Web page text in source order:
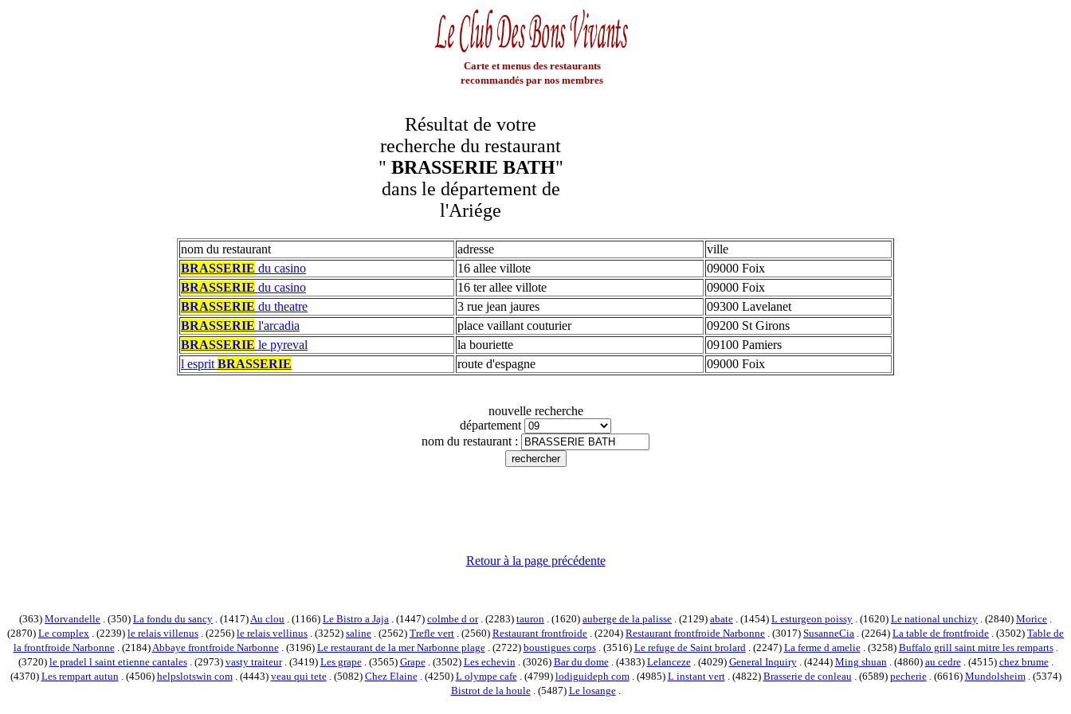
Carte et menus des restaurants
recommandés par nos membres
Résultat de votre
recherche du restaurant
" BRASSERIE BATH"
dans le département de
l'Ariége
nom du restaurant adresse
ville
BRASSERIE du casino 16 allee villote
09000 Foix
BRASSERIE du casino 16 ter allee villote
09000 Foix
BRASSERIE du theatre 3 rue jean jaures
09300 Lavelanet
BRASSERIE l'arcadia place vaillant couturier
09200 St Girons
BRASSERIE le pyreval la bouriette
09100 Pamiers
l esprit BRASSERIE route d'espagne 09000 Foix
nouvelle recherche
département
nom du restaurant :
Retour à la page précédente
(363) Morvandelle . (350) La fondu du sancy . (1417)Au clou . (1166) Le Bistro a Jaja . (1447) colmbe d or. (2283) tauron . (1620) auberge de la palisse . (2129) abate . (1454) L esturgeon poissy . (1620) Le national unchizy . (2840) Morice .
(2870) Le complex . (2239) le relais villenus . (2256) le relais vellinus . (3252) saline . (2562) Trefle vert . (2560) Restaurant frontfroide . (2204) Restaurant frontfroide Narbonne . (3017) SusanneCia . (2264) La table de frontfroide . (3502) Table de
la frontfroide Narbonne. (2184)Abbaye frontfroide Narbonne. (3196) Le restaurant de la mer Narbonne plage. (2722) boustigues corps. (3516) Le refuge de Saint brolard. (2247) La ferme d amelie. (3258) Buffalo grill saint mitre les remparts.
(3720) le pradel l saint etienne cantales. (2973) vasty traiteur. (3419) Les grape. (3565) Grape. (3502) Les echevin. (3026) Bar du dome. (4383) Lelanceze. (4029) General Inquiry. (4244) Ming shuan. (4860) au cedre. (4515) chez brume.
(4370) Les rempart autun. (4506) helpslotswin com. (4443) veau qui tete. (5082) Chez Elaine. (4250) L olympe cafe. (4799) lodiguideph com. (4985) L instant vert. (4822) Brasserie de conleau. (6589) pecherie. (6616) Mundolsheim. (5374)
Bistrot de la houle. (5487) Le losange.